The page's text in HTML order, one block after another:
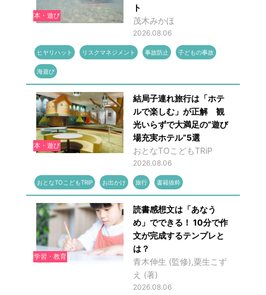
本・遊び
ト
茂木みかほ
2026.08.06
ヒヤリハット リスクマネジメント 事故防止 子どもの事故
海遊び
本・遊び
結局子連れ旅行は「ホテ
ルで楽しむ」が正解 観
光いらずで大満足の“遊び
場充実ホテル”5選
おとなTOこどもTRiP
2026.08.06
おとなTOこどもTRiP お出かけ 旅行 書籍抜粋
学習・教育
読書感想文は「あなう
め」でできる！ 10分で作
文が完成するテンプレと
は？
青木伸生 (監修),粟生こず
え (著)
2026.08.06